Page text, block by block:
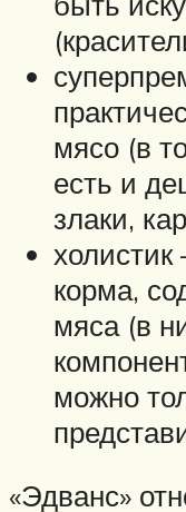
мясо (в
есть и
злаки,
корма,
мяса (в
можно
«Эдванс»